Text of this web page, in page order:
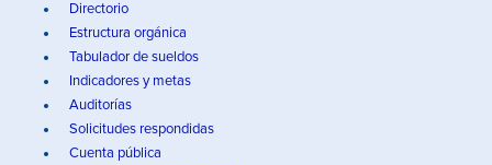
Directorio
Estructura orgánica
Tabulador de sueldos
Indicadores y metas
Auditorías
Solicitudes respondidas
Cuenta pública